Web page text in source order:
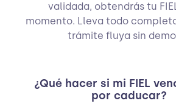
validada, obtendrás tu
momento. Lleva todo
trámite fluya sin
¿Qué hacer si mi FIEL
por caducar?